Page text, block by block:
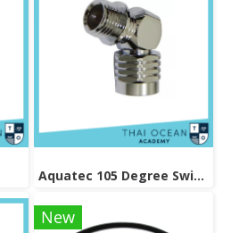
Aquatec 105 Degree Swivel Connector
New